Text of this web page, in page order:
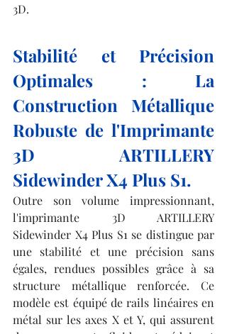
3D.
Stabilité et Précision
Optimales : La
Construction Métallique
Robuste de l'Imprimante
3D ARTILLERY
Sidewinder X4 Plus S1.
Outre son volume impressionnant,
l'imprimante 3D ARTILLERY
Sidewinder X4 Plus S1 se distingue par
une stabilité et une précision sans
égales, rendues possibles grâce à sa
structure métallique renforcée. Ce
modèle est équipé de rails linéaires en
métal sur les axes X et Y, qui assurent